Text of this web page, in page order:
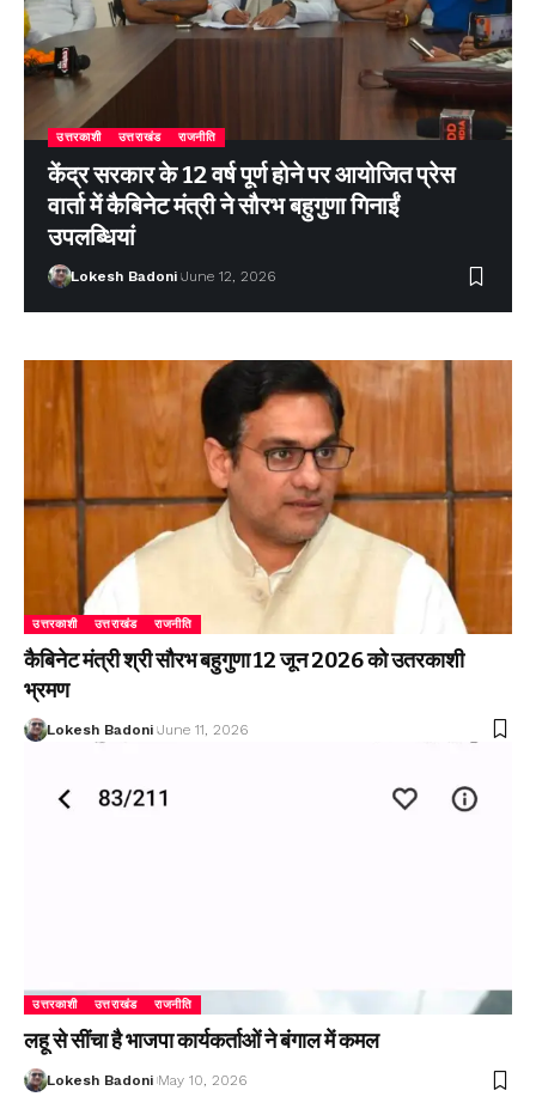
उत्तरकाशी उत्तराखंड राजनीति
केंद्र सरकार के 12 वर्ष पूर्ण होने पर आयोजित प्रेस
वार्ता में कैबिनेट मंत्री ने सौरभ बहुगुणा गिनाईं
उपलब्धियां
Lokesh Badoni June 12, 2026
उत्तरकाशी उत्तराखंड राजनीति
कैबिनेट मंत्री श्री सौरभ बहुगुणा 12 जून 2026 को उतरकाशी
भ्रमण
Lokesh Badoni June 11, 2026
उत्तरकाशी उत्तराखंड राजनीति
लहू से सींचा है भाजपा कार्यकर्ताओं ने बंगाल में कमल
Lokesh Badoni May 10, 2026